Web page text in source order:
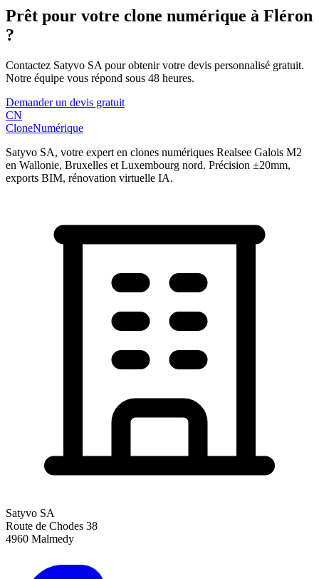
Prêt pour votre clone numérique à Fléron
?
Contactez Satyvo SA pour obtenir votre devis personnalisé gratuit.
Notre équipe vous répond sous 48 heures.
Demander un devis gratuit
CN
CloneNumérique
Satyvo SA, votre expert en clones numériques Realsee Galois M2
en Wallonie, Bruxelles et Luxembourg nord. Précision ±20mm,
exports BIM, rénovation virtuelle IA.
Satyvo SA
Route de Chodes 38
4960 Malmedy